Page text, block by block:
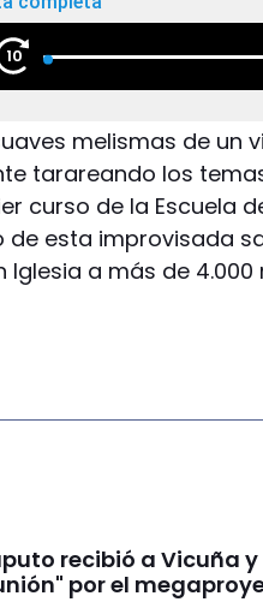
10
melismas de un
tarareando los
curso de la Escuela
esta improvisada
Iglesia a más de
recibió a Vicuña
por el